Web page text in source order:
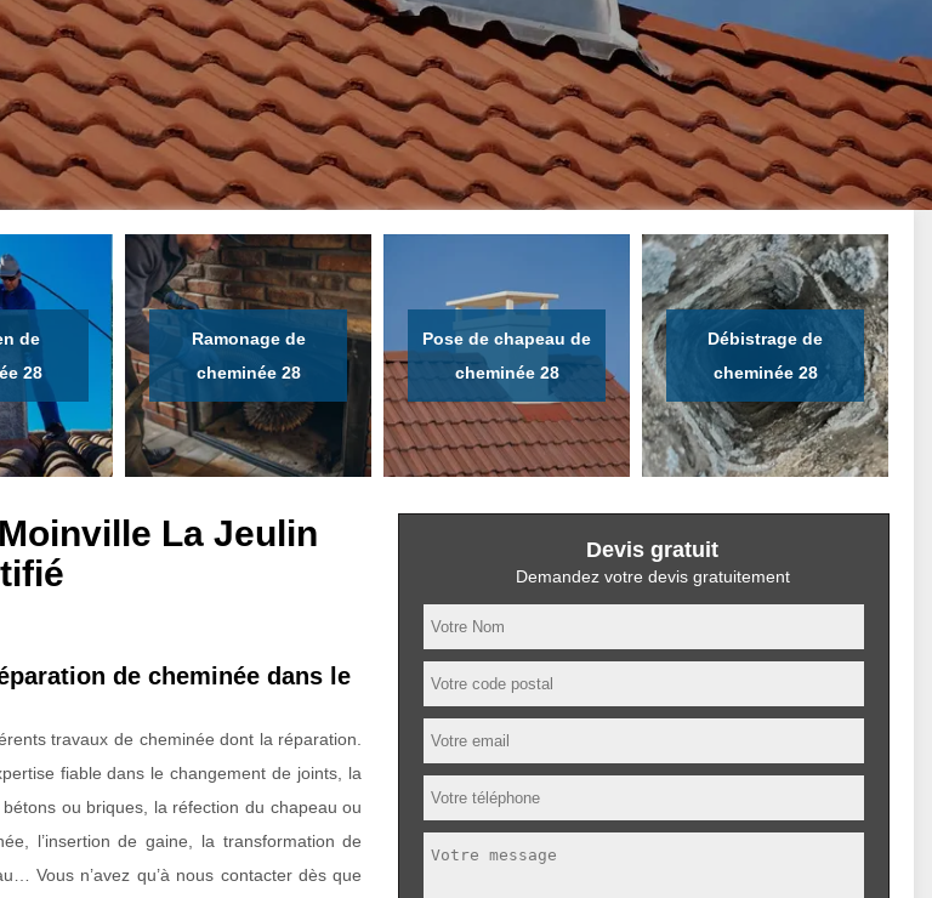
de
28
Ramonage de
cheminée 28
Pose de chapeau de
cheminée 28
Débistrage de
cheminée 28
La Jeulin
de cheminée dans le
travaux de cheminée dont la réparation.
fiable dans le changement de joints, la
ou briques, la réfection du chapeau ou
l’insertion de gaine, la transformation de
Vous n’avez qu’à nous contacter dès que
Devis gratuit
Demandez votre devis gratuitement